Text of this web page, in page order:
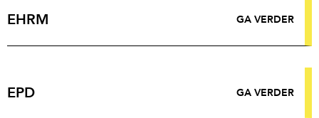
EHRM GA VERDER
EPD GA VERDER